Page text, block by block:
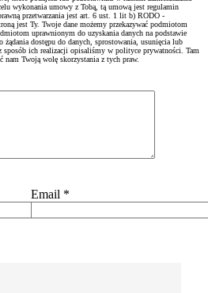
wykonania umowy z Tobą, tą umową jest regulamin
przetwarzania jest art. 6 ust. 1 lit b) RODO -
jest Ty. Twoje dane możemy przekazywać podmiotom
uprawnionym do uzyskania danych na podstawie
dostępu do danych, sprostowania, usunięcia lub
sposób ich realizacji opisaliśmy w polityce prywatności. Tam
nam Twoją wolę skorzystania z tych praw.
Email *